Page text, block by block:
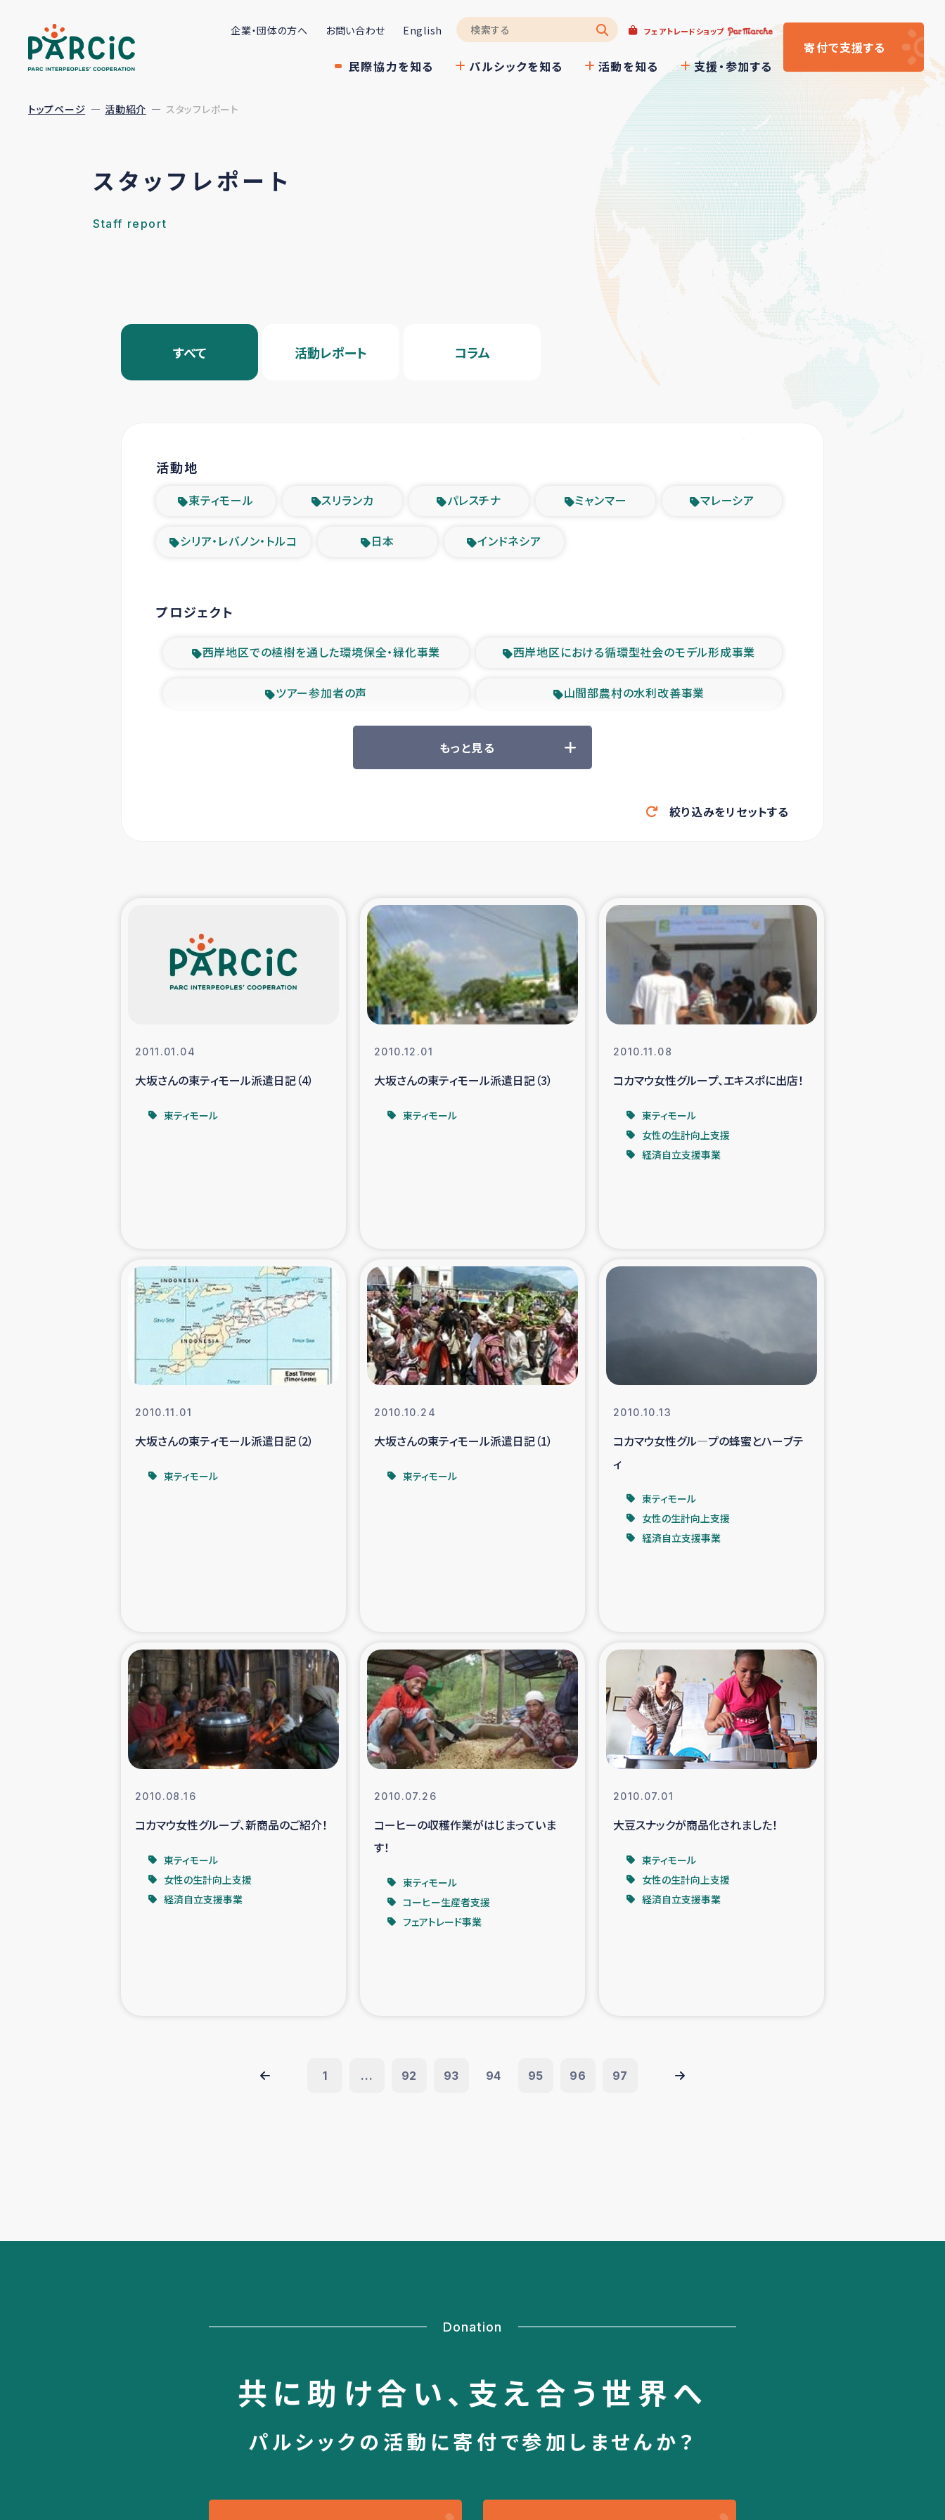
企業・団体の方へ お問い合わせ English フェアトレードショップ
民際協力を知る パルシックを知る 活動を知る 支援・参加する
寄付で支援する
トップページ 活動紹介 スタッフレポート
スタッフレポート
Staff report
すべて 活動レポート コラム
活動地
東ティモール スリランカ パレスチナ ミャンマー マレーシア
シリア・レバノン・トルコ 日本 インドネシア
プロジェクト
西岸地区での植樹を通した環境保全・緑化事業 西岸地区における循環型社会のモデル形成事業
ツアー参加者の声 山間部農村の水利改善事業
緊急救援の時代 森林保全型農業の支援事業
東ティモール豪雨緊急支援 大雨による洪水被災者支援
シリア国内避難民・帰還民の生活再建支援
スリランカ 緊急人道支援 スリランカ南部洪水被災者支援
スリランカの南北女性をつなぐサリー・リサイクル・プロジ
復興支援事業
ガザ人道支援 令和6年能登半島地震 緊急支援
国内避難民への物資配付および教育支援 ミャンマー緊急支援
漁民によるマングローブ植林活動
海外ルーツの市民との共生
石巻市街地在宅被災者支援
仮設住宅生活支援・農業復興支援 漁業復興支援
インターン・ボランティア日誌 経済自立支援事業
居場所づくり ガザ空爆被災者への食料支援と農家生産支援
ガザ地区での公園の緑化を通じた支援事業
ガザ地区酪農を通した女性グループの生計支援
民際教育 食べる
トルコ・シリア地震被災者支援 デニヤヤ小規模紅茶農家支援
コーヒー生産者支援 アイナロ県マウベシ郡でのコーヒー畑改善事業
アグロフォレストリー（カカオ）事業
もっと見る
絞り込みをリセットする
2011.01.04
大坂さんの東ティモール派遣日記（4）
東ティモール
2010.12.01
大坂さんの東ティモール派遣日記（3）
東ティモール
2010.11.08
コカマウ女性グループ、エキスポに出店！
東ティモール
女性の生計向上支援
経済自立支援事業
2010.11.01
大坂さんの東ティモール派遣日記（2）
東ティモール
2010.10.24
大坂さんの東ティモール派遣日記（1）
東ティモール
2010.10.13
コカマウ女性グル―プの蜂蜜とハーブテ
ィ
東ティモール
女性の生計向上支援
経済自立支援事業
2010.08.16
コカマウ女性グループ、新商品のご紹介！
東ティモール
女性の生計向上支援
経済自立支援事業
2010.07.26
コーヒーの収穫作業がはじまっていま
す！
東ティモール
コーヒー生産者支援
フェアトレード事業
2010.07.01
大豆スナックが商品化されました！
東ティモール
女性の生計向上支援
経済自立支援事業
1 ... 92 93 94 95 96 97
Donation
共に助け合い、 支え合う世界へ
パルシックの活動に寄付で参加しませんか？